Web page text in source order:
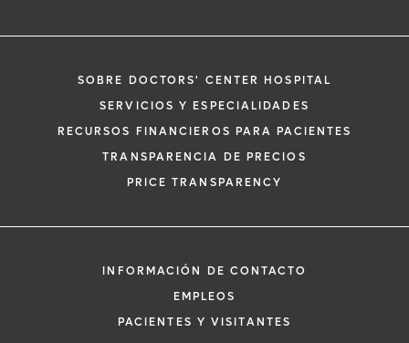
*Si tiene una emergencia médica, llame
inmediato.
El siguiente formulario solo crea una
no una cita confirmada. Al completarlo,
representante se pondrá en contacto
información médica por correo
Orlando Health y sus afiliados.
SOBRE DOCTORS' CENTER HOSPITAL
SERVICIOS Y ESPECIALIDADES
RECURSOS FINANCIEROS PARA PACIENTES
TRANSPARENCIA DE PRECIOS
PRICE TRANSPARENCY
INFORMACIÓN DE CONTACTO
EMPLEOS
PACIENTES Y VISITANTES